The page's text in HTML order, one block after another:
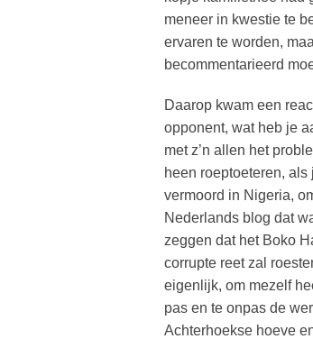
meneer in kwestie te
ervaren te worden,
becommentarieerd
Daarop kwam een
opponent, wat heb je
met z’n allen het
heen roeptoeteren,
vermoord in Nigeria,
Nederlands blog dat
zeggen dat het Boko
corrupte reet zal
eigenlijk, om mezelf
pas en te onpas de
Achterhoekse hoeve